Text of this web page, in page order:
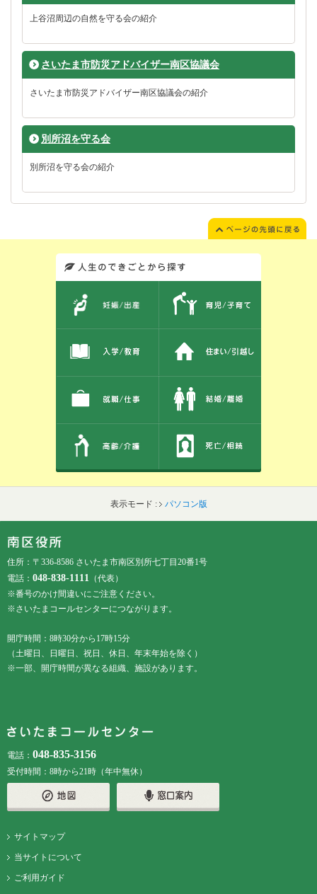
上谷沼周辺の自然を守る会の紹介
さいたま市防災アドバイザー南区協議会
さいたま市防災アドバイザー南区協議会の紹介
別所沼を守る会
別所沼を守る会の紹介
表示モード : パソコン版
住所：〒336-8586 さいたま市南区別所七丁目20番1号
電話： 048-838-1111 （代表）
※番号のかけ間違いにご注意ください。
※さいたまコールセンターにつながります。
開庁時間：8時30分から17時15分
（土曜日、日曜日、祝日、休日、年末年始を除く）
※一部、開庁時間が異なる組織、施設があります。
電話： 048-835-3156
受付時間：8時から21時（年中無休）
サイトマップ
当サイトについて
ご利用ガイド